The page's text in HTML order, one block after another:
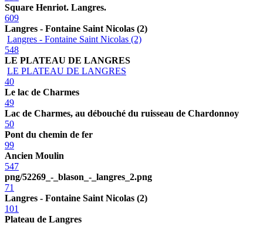
Square Henriot. Langres.
609
Langres - Fontaine Saint Nicolas (2)
Langres - Fontaine Saint Nicolas (2)
548
LE PLATEAU DE LANGRES
LE PLATEAU DE LANGRES
40
Le lac de Charmes
49
Lac de Charmes, au débouché du ruisseau de Chardonnoy
50
Pont du chemin de fer
99
Ancien Moulin
547
png/52269_-_blason_-_langres_2.png
71
Langres - Fontaine Saint Nicolas (2)
101
Plateau de Langres